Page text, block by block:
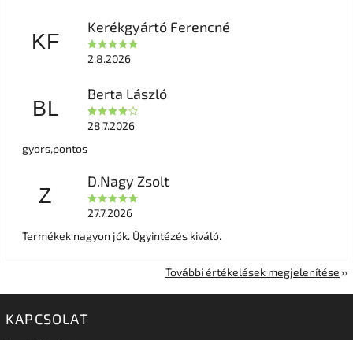
KF
Kerékgyártó Ferencné
2.8.2026
BL
Berta László
28.7.2026
gyors,pontos
Z
D.Nagy Zsolt
27.7.2026
Termékek nagyon jók. Ügyintézés kiváló.
További értékelések megjelenítése
KAPCSOLAT